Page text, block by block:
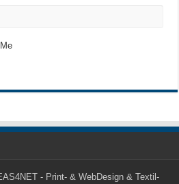
- Print- & WebDesign & Textil-